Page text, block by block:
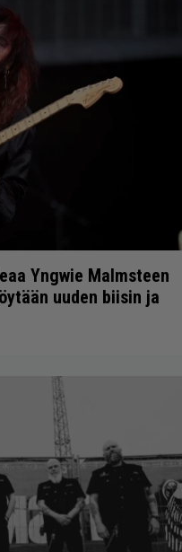
Yngwie Malmsteen
uuden biisin ja